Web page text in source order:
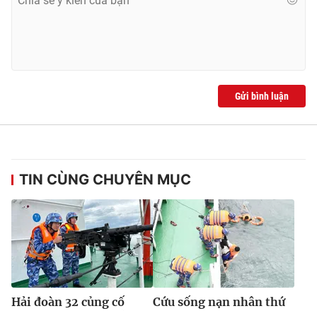
Gửi bình luận
TIN CÙNG CHUYÊN MỤC
Hải đoàn 32 củng cố
Cứu sống nạn nhân thứ